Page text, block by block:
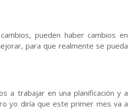
pueden haber cambios en
para que realmente se pueda
a trabajar en una planificación y a
yo diría que este primer mes va a